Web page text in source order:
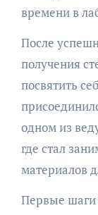
времени в
После
получения
посвятить
одном из
где стал
материалов
Первые шаги